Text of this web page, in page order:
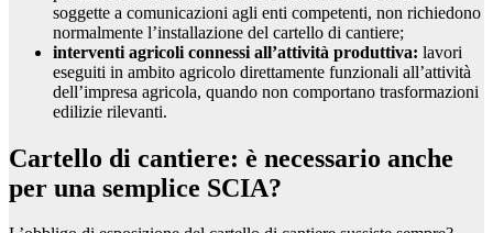
soggette a comunicazioni agli enti competenti, non richiedono
normalmente l’installazione del cartello di cantiere;
interventi agricoli connessi all’attività produttiva: lavori
eseguiti in ambito agricolo direttamente funzionali all’attività
dell’impresa agricola, quando non comportano trasformazioni
edilizie rilevanti.
Cartello di cantiere: è necessario anche
per una semplice SCIA?